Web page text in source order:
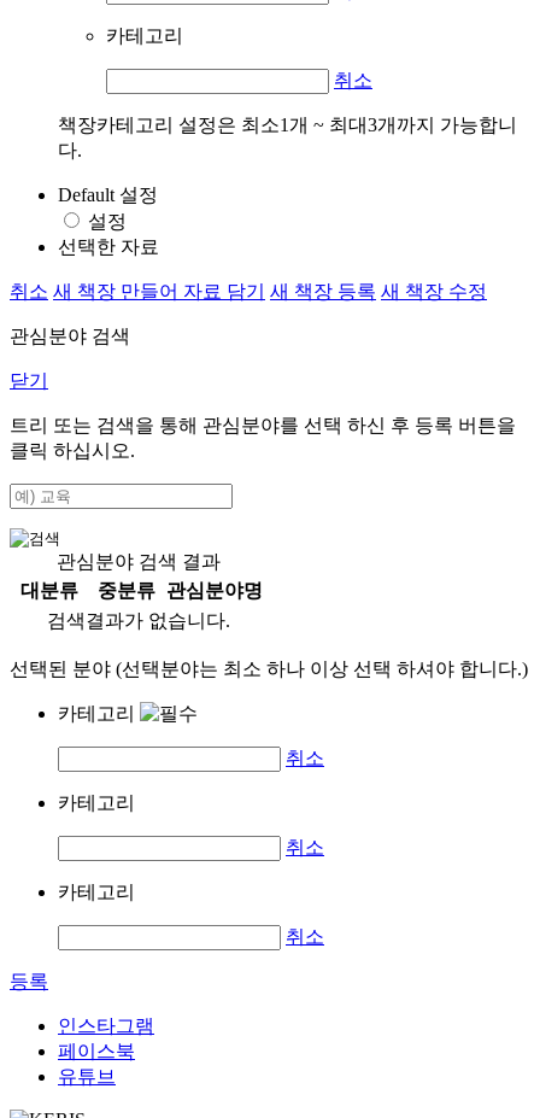
카테고리
취소
책장카테고리 설정은 최소1개 ~ 최대3개까지 가능합니
다.
Default 설정
설정
선택한 자료
취소 새 책장 만들어 자료 담기 새 책장 등록 새 책장 수정
관심분야 검색
닫기
트리 또는 검색을 통해 관심분야를 선택 하신 후 등록 버튼을
클릭 하십시오.
관심분야 검색 결과
대분류
중분류
관심분야명
검색결과가 없습니다.
선택된 분야 (선택분야는 최소 하나 이상 선택 하셔야 합니다.)
카테고리
취소
카테고리
취소
카테고리
취소
등록
인스타그램
페이스북
유튜브